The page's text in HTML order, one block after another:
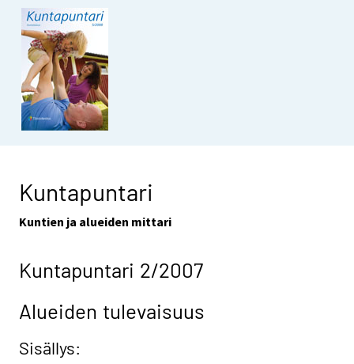
Kuntapuntari
Kuntien ja alueiden mittari
Kuntapuntari 2/2007
Alueiden tulevaisuus
Sisällys: